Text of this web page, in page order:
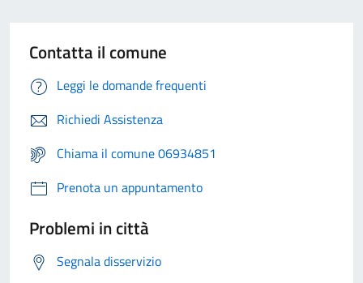
Contatta il comune
Leggi le domande frequenti
Richiedi Assistenza
Chiama il comune 06934851
Prenota un appuntamento
Problemi in città
Segnala disservizio